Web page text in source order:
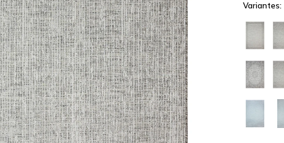
Variantes: